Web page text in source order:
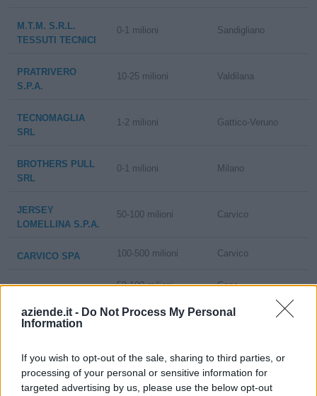
aziende.it - Do Not Process My Personal
Information
If you wish to opt-out of the sale, sharing to third parties, or
processing of your personal or sensitive information for
targeted advertising by us, please use the below opt-out
M.T.M. S.R.L.
TESSUTI TECNICI
0-1 milioni Sandigliano
PRATRIVERO
S.P.A.
10-25 milioni Valdilana
TECNOMAGLIA
SRL
1-2 milioni Gattico-Veruno
BROTHERS PULL
SRL
0-1 milioni Milano
JERSEY
LOMELLINA S.P.A.
50-100 milioni Carvico
CARVICO SPA 100-500 milioni Carvico
SITIP S.P.A. 50-100 milioni Cene
ANTARES SRL
G.P. SAS DI ANNA
PUGNETTI & C.
non pervenuto Valmorea